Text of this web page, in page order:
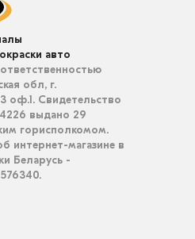
авто
обл, г.
оф.1. Свидетельство
выдано 29
горисполкомом.
интернет-магазине в
Беларусь -